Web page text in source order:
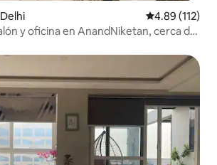
Calificación
4.89 (112)
y oficina en AnandNiketan, cerca del